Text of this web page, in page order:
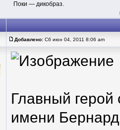
Поки — дикобраз.
Добавлено: Сб июн 04, 2011 8:06 am
Главный
имени